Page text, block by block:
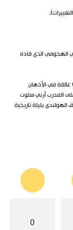
الهجومي الذي قاده
(1-4) عالقة في الأذهان
أكبر المفاجآت في دوري أبطال أوروبا 2025. على المدرب أرني سلوت
الهولندي بليلة تاريخية
0